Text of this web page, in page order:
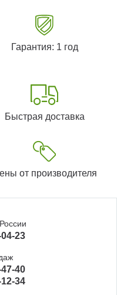
Гарантия: 1 год
Быстрая доставка
от производителя
23
40
34